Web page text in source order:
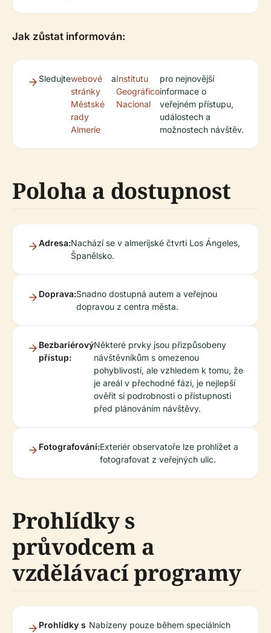
Jak zůstat informován:
Sledujtewebové
stránky
Městské
rady
Almeríe
aInstitutu
Geográfico
Nacional
pro nejnovější
informace o
veřejném přístupu,
událostech a
možnostech návštěv.
Poloha a dostupnost
Adresa:Nachází se v almeríjské čtvrti Los Ángeles,
Španělsko.
Doprava:Snadno dostupná autem a veřejnou
dopravou z centra města.
Bezbariérový
přístup:
Některé prvky jsou přizpůsobeny
návštěvníkům s omezenou
pohyblivostí, ale vzhledem k tomu, že
je areál v přechodné fázi, je nejlepší
ověřit si podrobnosti o přístupnosti
před plánováním návštěvy.
Fotografování:Exteriér observatoře lze prohlížet a
fotografovat z veřejných ulic.
Prohlídky s
průvodcem a
vzdělávací programy
Prohlídky s Nabízeny pouze během speciálních